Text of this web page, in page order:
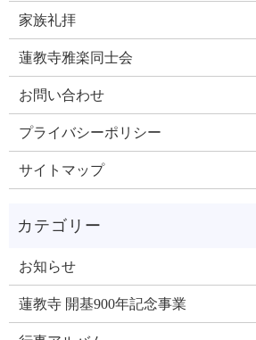
家族礼拝
蓮教寺雅楽同士会
お問い合わせ
プライバシーポリシー
サイトマップ
お知らせ
蓮教寺 開基900年記念事業